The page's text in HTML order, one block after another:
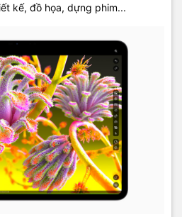
kế, đồ họa, dựng phim...